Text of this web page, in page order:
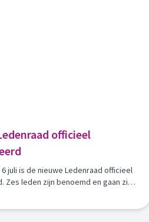
officieel
juli is de nieuwe Ledenraad officieel
Zes leden zijn benoemd en gaan zich